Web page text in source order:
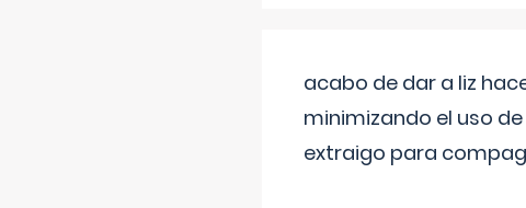
acabo de dar a liz
minimizando el uso
extraigo para